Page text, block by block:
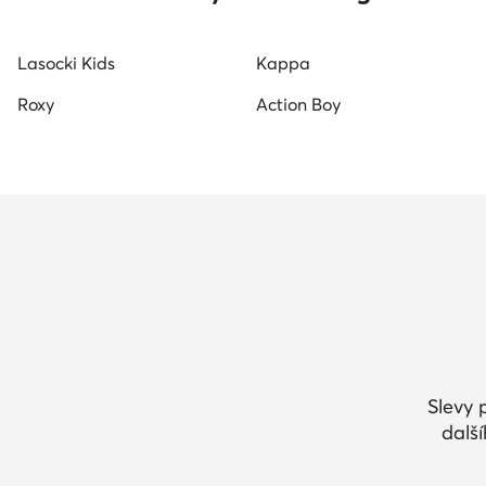
Lasocki Kids
Kappa
Roxy
Action Boy
Slevy